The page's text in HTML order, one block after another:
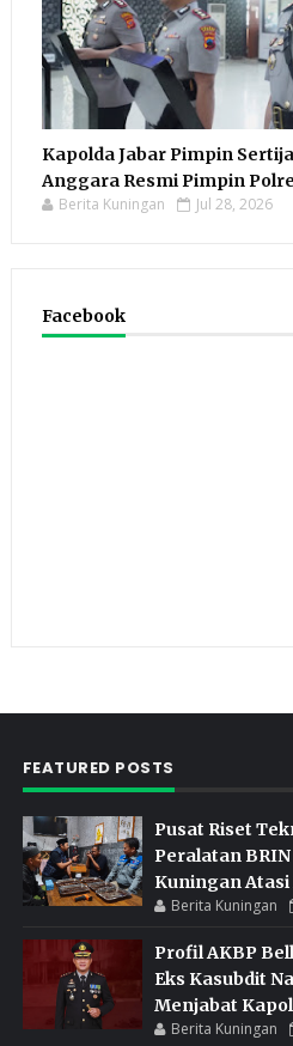
Kapolda Jabar Pimpin
Anggara Resmi Pimpin
Berita Kuningan Jul 28, 2026
Facebook
FEATURED POSTS
Pusat Riset
Peralatan
Kuningan
Berita Kuningan
Profil AKBP
Eks Kasubdit
Menjabat
Berita Kuningan